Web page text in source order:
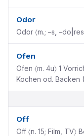
Odor
Odor 〈m.; –s,
Ofen
Ofen 〈m. 4u〉 1
Kochen od. Backen
Off
Off 〈n. 15; Film,